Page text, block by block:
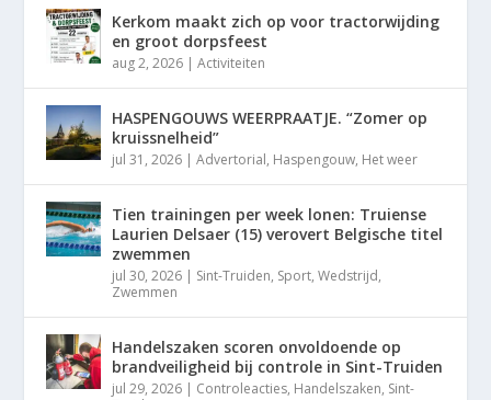
Kerkom maakt zich op voor tractorwijding
en groot dorpsfeest
aug 2, 2026 |Activiteiten
HASPENGOUWS WEERPRAATJE. “Zomer op
kruissnelheid”
jul 31, 2026 |Advertorial, Haspengouw, Het weer
Tien trainingen per week lonen: Truiense
Laurien Delsaer (15) verovert Belgische titel
zwemmen
jul 30, 2026 | Sint-Truiden, Sport,Wedstrijd,
Zwemmen
Handelszaken scoren onvoldoende op
brandveiligheid bij controle in Sint-Truiden
jul 29, 2026 | Controleacties, Handelszaken, Sint-